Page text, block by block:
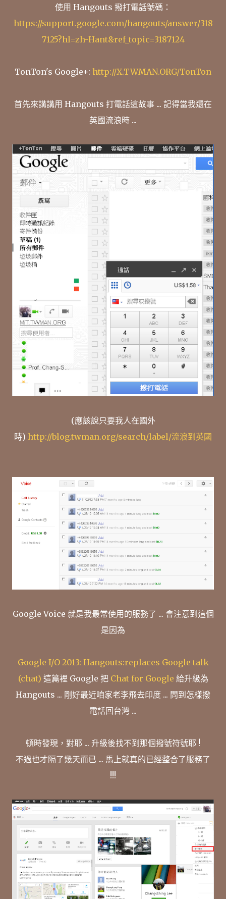
使用 Hangouts 撥打電話號碼：
https://support.google.com/hangouts/answer/318
7125?hl=zh-Hant&ref_topic=3187124
TonTon's Google+: http://X.TWMAN.ORG/TonTon
首先來講講用 Hangouts 打電話這故事 ... 記得當我還在
英國流浪時 ...
(應該說只要我人在國外
時) http://blog.twman.org/search/label/流浪到英國
Google Voice 就是我最常使用的服務了 ... 會注意到這個
是因為
Google I/O 2013: Hangouts:replaces Google talk
(chat) 這篇裡 Google 把 Chat for Google 給升級為
Hangouts ... 剛好最近咱家老李飛去印度 ... 問到怎樣撥
電話回台灣 ...
頓時發現，對耶 ... 升級後找不到那個撥號符號耶 !
不過也才隔了幾天而已 ... 馬上就真的已經整合了服務了
!!!